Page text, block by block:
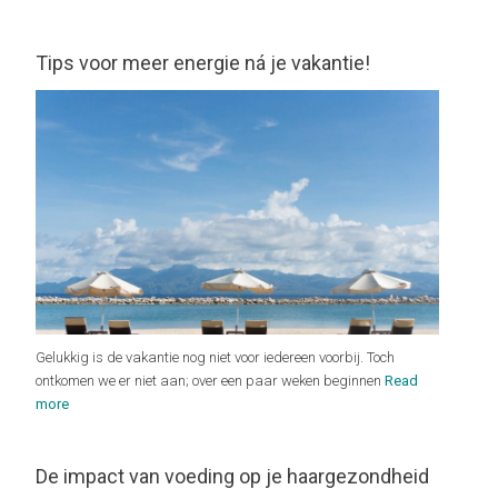
Tips voor meer energie ná je vakantie!
Gelukkig is de vakantie nog niet voor iedereen voorbij. Toch
ontkomen we er niet aan; over een paar weken beginnenRead
more
De impact van voeding op je haargezondheid